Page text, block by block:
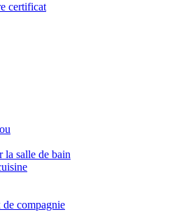
certificat
la salle de bain
compagnie